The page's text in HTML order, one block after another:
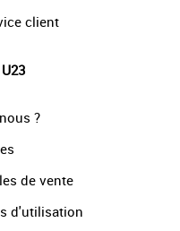
client
?
de vente
d'utilisation